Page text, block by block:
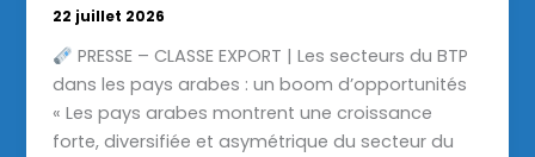
22 juillet 2026
PRESSE – CLASSE EXPORT | Les secteurs du BTP
dans les pays arabes : un boom d’opportunités
« Les pays arabes montrent une croissance
forte, diversifiée et asymétrique du secteur du